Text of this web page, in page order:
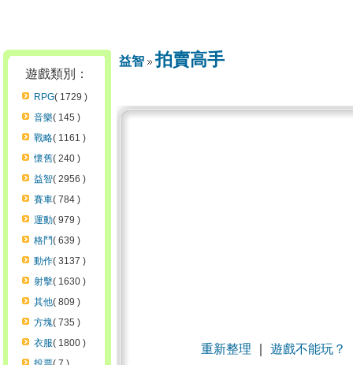
遊戲類別：
RPG( 1729 )
音樂( 145 )
戰略( 1161 )
懷舊( 240 )
益智( 2956 )
賽車( 784 )
運動( 979 )
格鬥( 639 )
動作( 3137 )
射擊( 1630 )
其他( 809 )
方塊( 735 )
衣服( 1800 )
益智 拍賣高手
重新整理 遊戲不能玩？